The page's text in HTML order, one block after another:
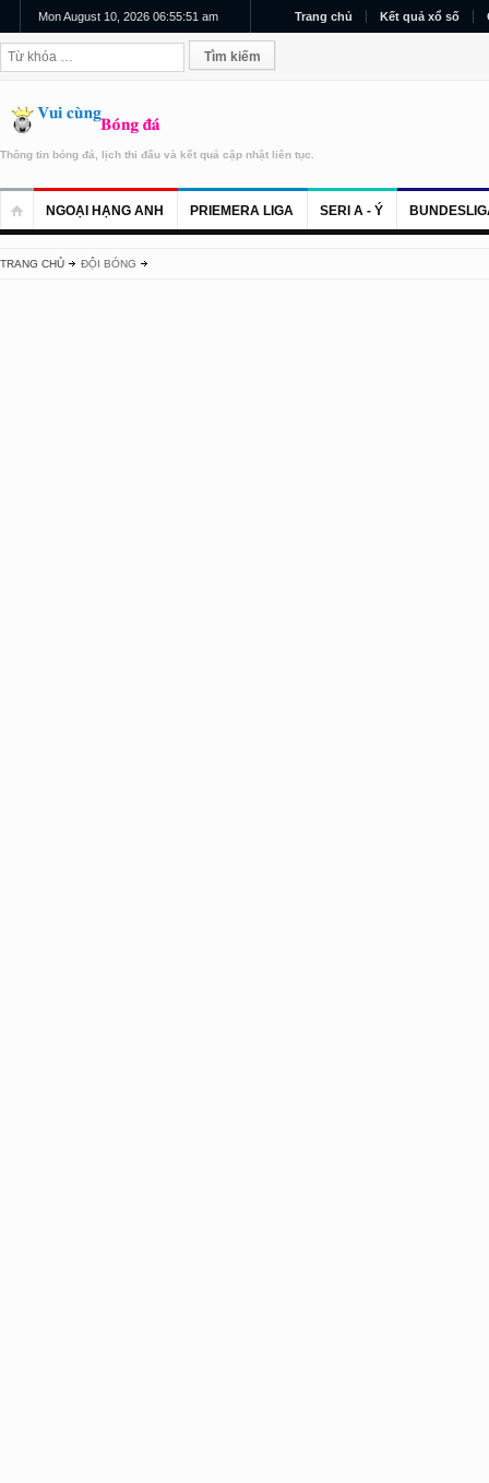
Mon August 10, 2026 06:55:51 am Trang chủ Kết quả xổ số
Thông tin bóng đá, lịch thi đấu và kết quả cập nhật liên tục.
NGOẠI HẠNG ANH PRIEMERA LIGA SERI A - Ý
TRANG CHỦ ĐỘI BÓNG